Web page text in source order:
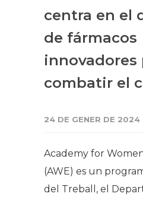
centra en el
de fármacos
innovadores
combatir el
24 DE GENER DE 2024
Academy for
(AWE) es un
del Treball, el